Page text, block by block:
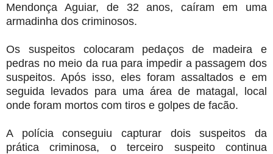
Mendonça Aguiar, de 32 anos, caíram em uma
armadinha dos criminosos.
Os suspeitos colocaram pedaços de madeira e
pedras no meio da rua para impedir a passagem dos
suspeitos. Após isso, eles foram assaltados e em
seguida levados para uma área de matagal, local
onde foram mortos com tiros e golpes de facão.
A polícia conseguiu capturar dois suspeitos da
prática criminosa, o terceiro suspeito continua